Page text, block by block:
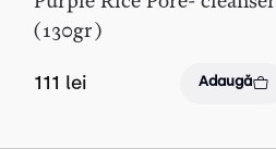
(130gr)
111 lei Adaugă